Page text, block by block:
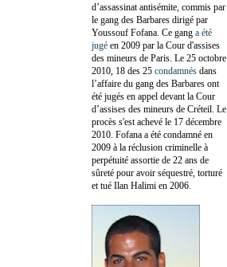
d’assassinat antisémite, commis par
le gang des Barbares dirigé par
Youssouf Fofana. Ce gang a été
jugé en 2009 par la Cour d'assises
des mineurs de Paris. Le 25 octobre
2010, 18 des 25 condamnés dans
l’affaire du gang des Barbares ont
été jugés en appel devant la Cour
d’assises des mineurs de Créteil. Le
procès s'est achevé le 17 décembre
2010. Fofana a été condamné en
2009 à la réclusion criminelle à
perpétuité assortie de 22 ans de
sûreté pour avoir séquestré, torturé
et tué Ilan Halimi en 2006.